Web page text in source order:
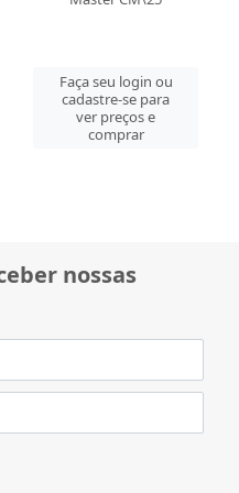
Faça seu login ou
cadastre-se para
ver preços e
comprar
nossas